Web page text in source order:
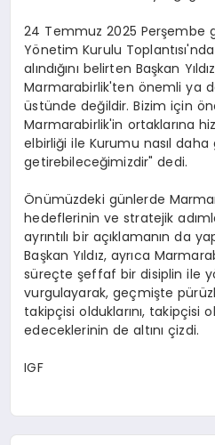
24 Temmuz 2025 Perşembe
Yönetim Kurulu
alındığını belirten Başkan
Marmarabirlik'ten önemli ya
üstünde değildir. Bizim için
Marmarabirlik'in ortaklarına
elbirliği ile Kurumu nasıl
getirebileceğimizdir" dedi.
Önümüzdeki günlerde
hedeflerinin ve stratejik
ayrıntılı bir açıklamanın da
Başkan Yıldız, ayrıca
süreçte şeffaf bir disiplin ile
vurgulayarak, geçmişte
takipçisi olduklarını, takipçisi
edeceklerinin de altını çizdi.
IGF